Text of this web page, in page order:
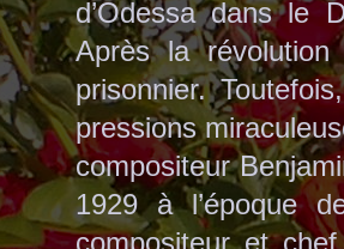
d’Odessa dans le
Après la révolution
prisonnier.
pressions
compositeur
1929 à l’époque
compositeur et chef